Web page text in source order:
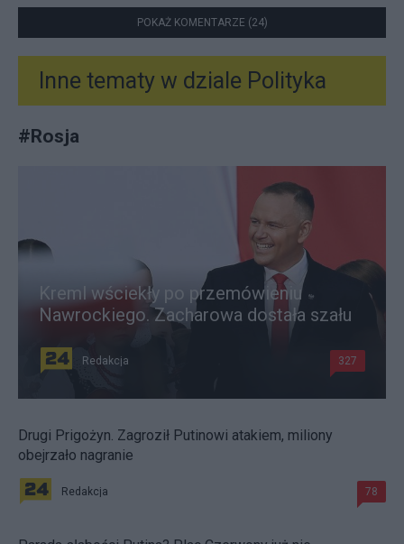
POKAŻ KOMENTARZE (24)
Inne tematy w dziale Polityka
#Rosja
Kreml wściekły po przemówieniu
Nawrockiego. Zacharowa dostała szału
Redakcja 327
Drugi Prigożyn. Zagroził Putinowi atakiem, miliony
obejrzało nagranie
Redakcja 78